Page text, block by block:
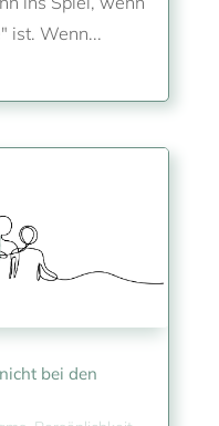
ist. Wenn...
bei den